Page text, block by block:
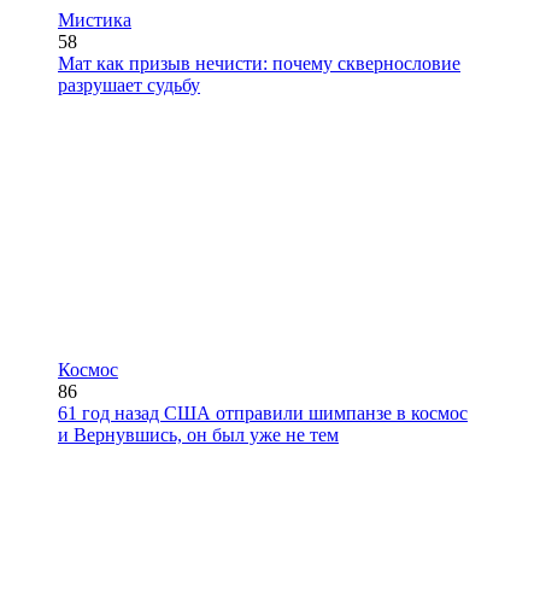
Мистика
58
Мат как призыв нечисти: почему сквернословие
разрушает судьбу
Космос
86
61 год назад США отправили шимпанзе в космос
и Вернувшись, он был уже не тем